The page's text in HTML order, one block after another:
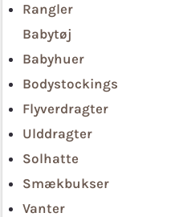
Rangler
Babytøj
Babyhuer
Bodystockings
Flyverdragter
Ulddragter
Solhatte
Smækbukser
Vanter